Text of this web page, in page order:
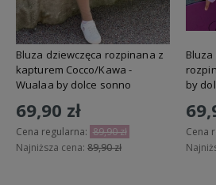
Bluza dziewczęca rozpinana z
kapturem Cocco/Kawa -
Wualaa by dolce sonno
69,90 zł
Cena regularna: 89,90 zł
Najniższa cena: 89,90 zł
by
Cena